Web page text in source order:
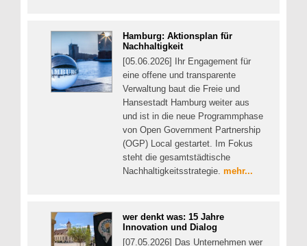
Hamburg: Aktionsplan für
Nachhaltigkeit
[05.06.2026] Ihr Engagement für
eine offene und transparente
Verwaltung baut die Freie und
Hansestadt Hamburg weiter aus
und ist in die neue Programmphase
von Open Government Partnership
(OGP) Local gestartet. Im Fokus
steht die gesamtstädtische
Nachhaltigkeitsstrategie. mehr...
wer denkt was: 15 Jahre
Innovation und Dialog
[07.05.2026] Das Unternehmen wer